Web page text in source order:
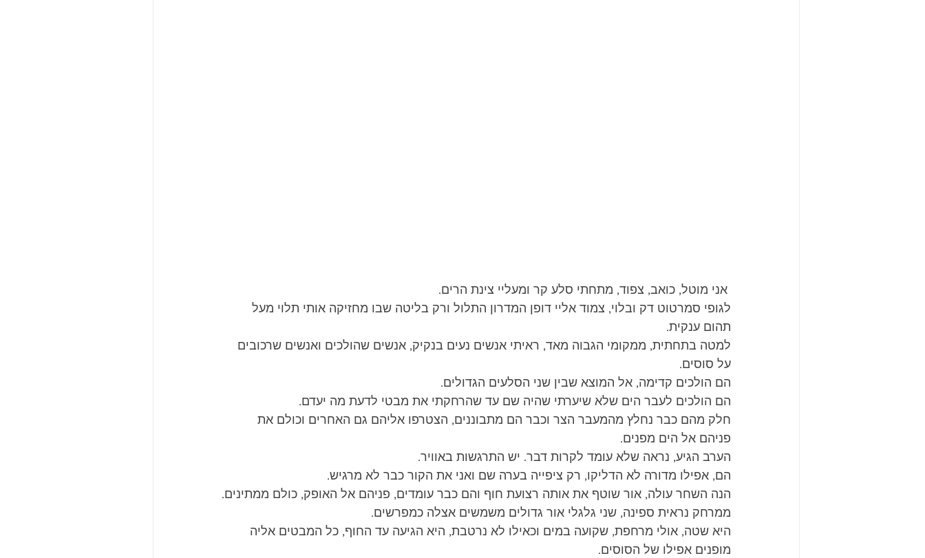
לגופי סמרטוט דק ובלוי, צמוד אליי דופן המדרון התלול ורק בליטה שבו מחזיקה אותי תלוי מעל
תהום ענקית.
למטה בתחתית, ממקומי הגבוה מאד, ראיתי אנשים נעים בנקיק, אנשים שהולכים ואנשים שרכובים
על סוסים.
הם הולכים קדימה, אל המוצא שבין שני הסלעים הגדולים.
הם הולכים לעבר הים שלא שיערתי שהיה שם עד שהרחקתי את מבטי לדעת מה יעדם.
חלק מהם כבר נחלץ מהמעבר הצר וכבר הם מתבוננים, הצטרפו אליהם גם האחרים וכולם את
פניהם אל הים מפנים.
הערב הגיע, נראה שלא עומד לקרות דבר. יש התרגשות באוויר.
הם, אפילו מדורה לא הדליקו, רק ציפייה בערה שם ואני את הקור כבר לא מרגיש.
הנה השחר עולה, אור שוטף את אותה רצועת חוף והם כבר עומדים, פניהם אל האופק, כולם ממתינים.
ממרחק נראית ספינה, שני גלגלי אור גדולים משמשים אצלה כמפרשים.
היא שטה, אולי מרחפת, שקועה במים וכאילו לא נרטבת, היא הגיעה עד החוף, כל המבטים אליה
מופנים אפילו של הסוסים.